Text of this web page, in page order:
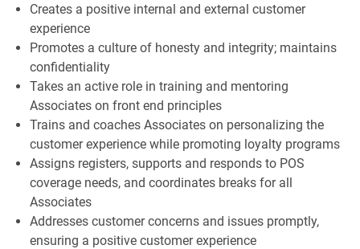
Creates a positive internal and external customer
experience
Promotes a culture of honesty and integrity; maintains
confidentiality
Takes an active role in training and mentoring
Associates on front end principles
Trains and coaches Associates on personalizing the
customer experience while promoting loyalty programs
Assigns registers, supports and responds to POS
coverage needs, and coordinates breaks for all
Associates
Addresses customer concerns and issues promptly,
ensuring a positive customer experience